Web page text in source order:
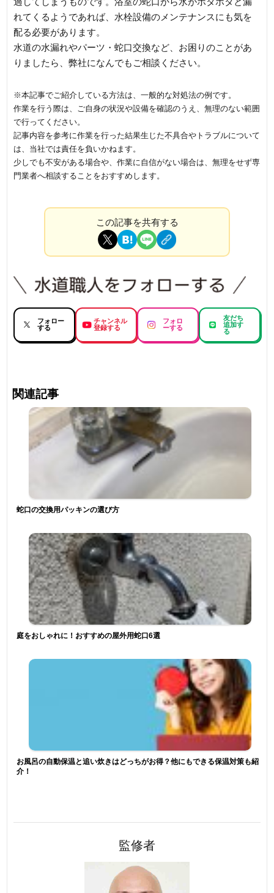
れてくるようであれば、水栓設備のメンテナンスにも気を
配る必要があります。
水道の水漏れやパーツ・蛇口交換など、お困りのことがあ
りましたら、弊社になんでもご相談ください。
※本記事でご紹介している方法は、一般的な対処法の例です。
作業を行う際は、ご自身の状況や設備を確認のうえ、無理のない範囲
で行ってください。
記事内容を参考に作業を行った結果生じた不具合やトラブルについて
は、当社では責任を負いかねます。
少しでも不安がある場合や、作業に自信がない場合は、無理をせず専
門業者へ相談することをおすすめします。
この記事を共有する
フォロー
する
チャンネル
登録する
フォロ
ーする
友だち
追加す
る
関連記事
蛇口の交換用パッキンの選び方
庭をおしゃれに！おすすめの屋外用蛇口6選
お風呂の自動保温と追い炊きはどっちがお得？他にもできる保温対策も紹
介！
監修者